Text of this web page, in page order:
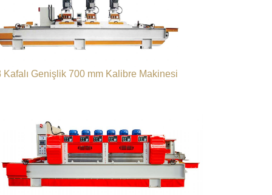
Kafalı Genişlik 700 mm Kalibre Makinesi